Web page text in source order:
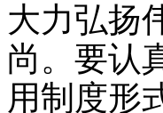
大力弘扬
尚。要认
用制度形